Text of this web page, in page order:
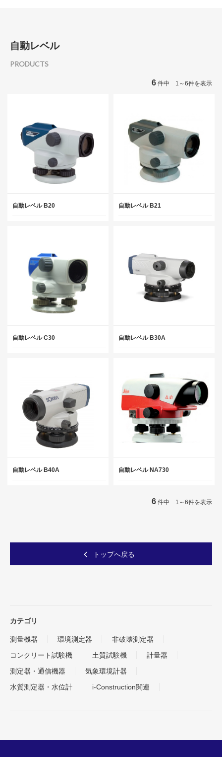
自動レベル
PRODUCTS
6 件中 1～6件を表示
自動レベル B20 自動レベル B21
自動レベル C30 自動レベル B30A
自動レベル B40A 自動レベル NA730
6 件中 1～6件を表示
トップへ戻る
カテゴリ
測量機器 環境測定器
非破壊測定器
コンクリート試験機
土質試験機
計量器
測定器・通信機器
気象環境計器
水質測定器・水位計
i-Construction関連